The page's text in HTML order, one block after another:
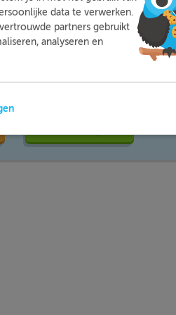
thuis extra oefenen met de
toetsen.
data te verwerken.
partners gebruikt
analyseren en